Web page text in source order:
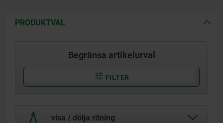
PRODUKTVAL
Begränsa artikelurval
FILTER
visa / dölja ritning